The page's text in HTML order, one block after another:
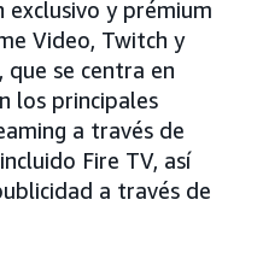
y prémium
Video, Twitch y
que se centra en
los principales
a través de
Fire TV, así
a través de